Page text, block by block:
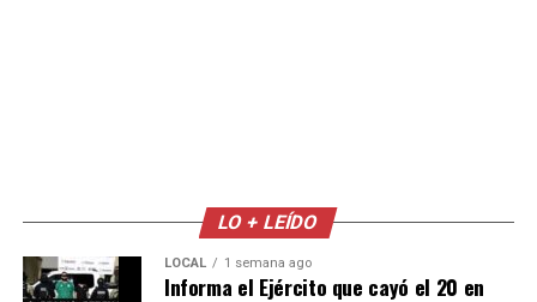
LO + LEÍDO
LOCAL 1 semana ago
Informa el Ejército que cayó el 20 en